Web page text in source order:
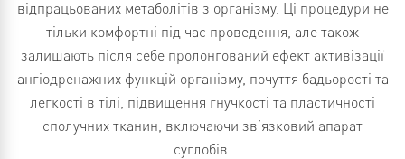
відпрацьованих метаболітів з організму. Ці процедури не
тільки комфортні під час проведення, але також
залишають після себе пролонгований ефект активізації
ангіодренажних функцій організму, почуття бадьорості та
легкості в тілі, підвищення гнучкості та пластичності
сполучних тканин, включаючи зв’язковий апарат
суглобів.